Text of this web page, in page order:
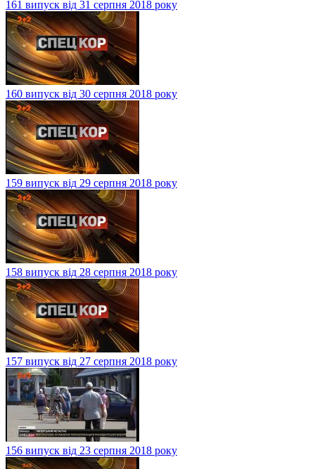
161 випуск від 31 серпня 2018 року
160 випуск від 30 серпня 2018 року
159 випуск від 29 серпня 2018 року
158 випуск від 28 серпня 2018 року
157 випуск від 27 серпня 2018 року
156 випуск від 23 серпня 2018 року